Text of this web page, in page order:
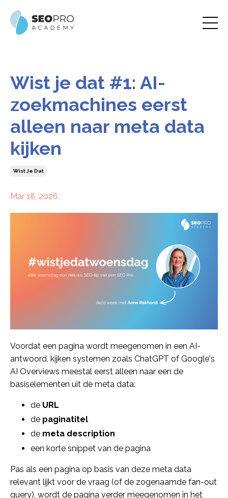
Wist je dat #1: AI-
zoekmachines eerst
alleen naar meta data
kijken
Wist Je Dat
Mar 18, 2026
Voordat een pagina wordt meegenomen in een AI-
antwoord, kijken systemen zoals ChatGPT of Google's
AI Overviews meestal eerst alleen naar een de
basiselementen uit de meta data:
de URL
de paginatitel
de meta description
een korte snippet van de pagina
Pas als een pagina op basis van deze meta data
relevant lijkt voor de vraag (of de zogenaamde fan-out
query), wordt de pagina verder meegenomen in het